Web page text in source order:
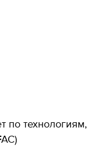
по технологиям,